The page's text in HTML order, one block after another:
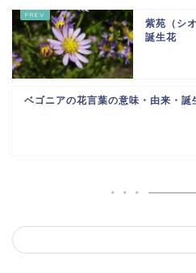
紫苑（シ
誕生花
ベゴニアの花言葉の意味・由来・誕